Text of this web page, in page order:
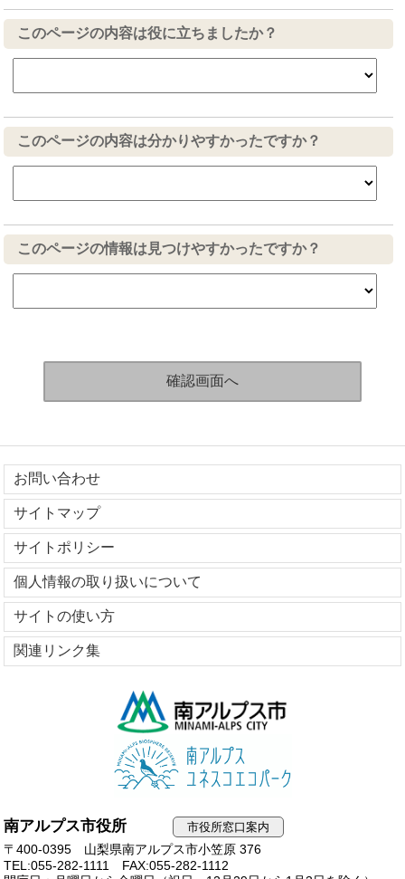
このページの内容は役に立ちましたか？
このページの内容は分かりやすかったですか？
このページの情報は見つけやすかったですか？
お問い合わせ
サイトマップ
サイトポリシー
個人情報の取り扱いについて
サイトの使い方
関連リンク集
南アルプス市役所 市役所窓口案内
〒400-0395 山梨県南アルプス市小笠原 376
TEL:055-282-1111
FAX:055-282-1112